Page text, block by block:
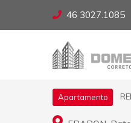
46 3027.1085
Apartamento